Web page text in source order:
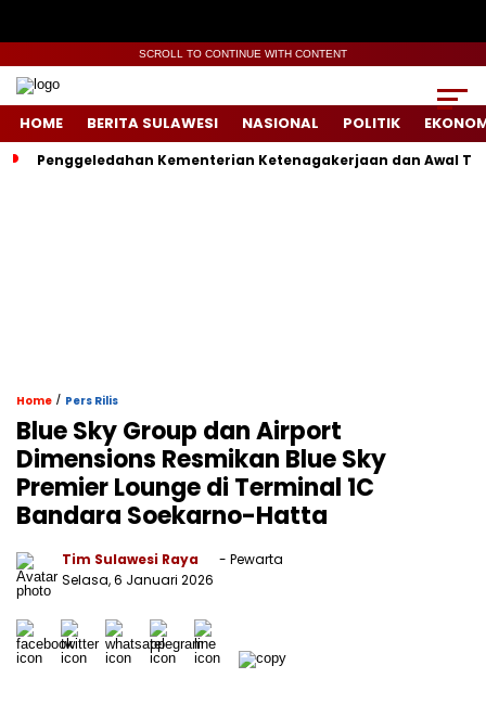
SCROLL TO CONTINUE WITH CONTENT
HOME BERITA SULAWESI NASIONAL POLITIK
Penggeledahan Kementerian Ketenagakerjaan dan Awal
Home / Pers Rilis
Blue Sky Group dan Airport
Dimensions Resmikan Blue Sky
Premier Lounge di Terminal 1C
Bandara Soekarno-Hatta
Tim Sulawesi Raya
- Pewarta
Selasa, 6 Januari 2026